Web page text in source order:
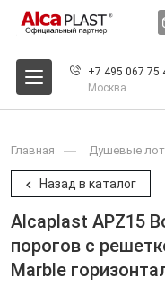
+7 495 067 75
Москва
Главная Душевые
Назад в каталог
Alcaplast APZ15
порогов с
Marble